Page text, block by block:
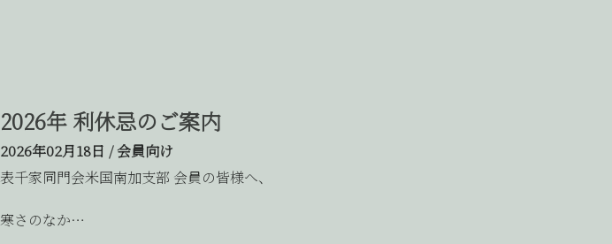
2026年 利休忌のご案内
2026年02月18日 /会員向け
表千家同門会米国南加支部 会員の皆様へ、
寒さのなか…